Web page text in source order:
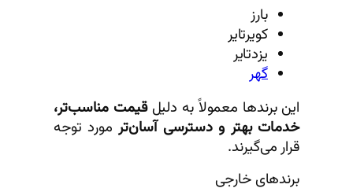
بارز
کویرتایر
یزدتایر
گهر
این برندها معمولاً به دلیلقیمت مناسب‌تر،
خدمات بهتر و دسترسی آسان‌تر مورد توجه
قرار می‌گیرند.
برندهای خارجی